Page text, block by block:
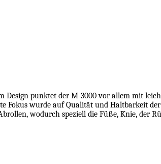
Design punktet der M-3000 vor allem mit
Fokus wurde auf Qualität und Haltbarkeit
wodurch speziell die Füße, Knie, der